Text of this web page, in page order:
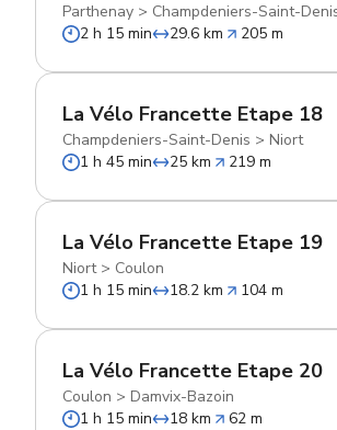
Parthenay > Champdeniers-Saint-
2 h 15 min
29.6 km 205 m
La Vélo Francette Etape 18
Champdeniers-Saint-Denis > Niort
1 h 45 min
25 km 219 m
La Vélo Francette Etape 19
Niort> Coulon
1 h 15 min
18.2 km 104 m
La Vélo Francette Etape 20
Coulon > Damvix-Bazoin
1 h 15 min
18 km 62 m